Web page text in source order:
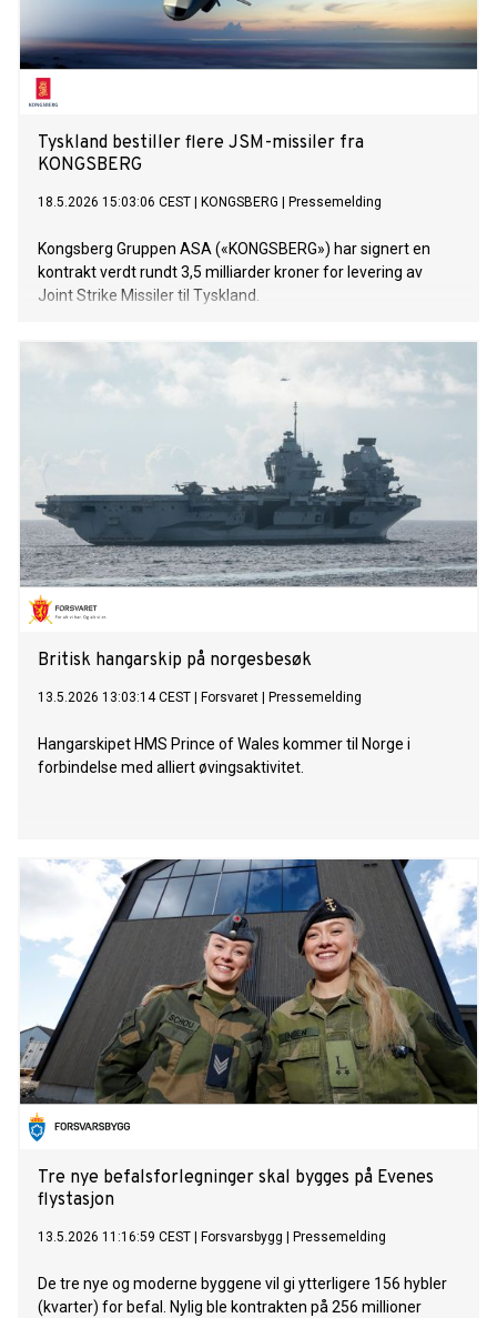
Tyskland bestiller flere JSM-missiler fra
KONGSBERG
18.5.2026 15:03:06 CEST KONGSBERG Pressemelding
Kongsberg Gruppen ASA («KONGSBERG») har signert en
kontrakt verdt rundt 3,5 milliarder kroner for levering av
Joint Strike Missiler til Tyskland.
Britisk hangarskip på norgesbesøk
13.5.2026 13:03:14 CEST Forsvaret Pressemelding
Hangarskipet HMS Prince of Wales kommer til Norge i
forbindelse med alliert øvingsaktivitet.
Tre nye befalsforlegninger skal bygges på Evenes
flystasjon
13.5.2026 11:16:59 CEST Forsvarsbygg Pressemelding
De tre nye og moderne byggene vil gi ytterligere 156 hybler
(kvarter) for befal. Nylig ble kontrakten på 256 millioner